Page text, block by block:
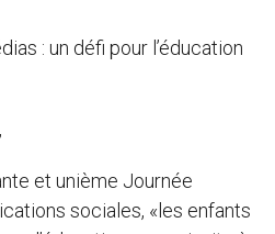
: un défi pour l’éducation
et unième Journée
sociales, «les enfants